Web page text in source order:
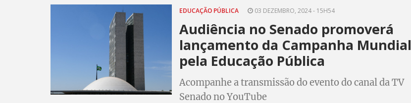
EDUCAÇÃO PÚBLICA 03 DEZEMBRO, 2024 - 15H54
Audiência no Senado promoverá
lançamento da Campanha Mundial
pela Educação Pública
Acompanhe a transmissão do evento do canal da TV
Senado no YouTube